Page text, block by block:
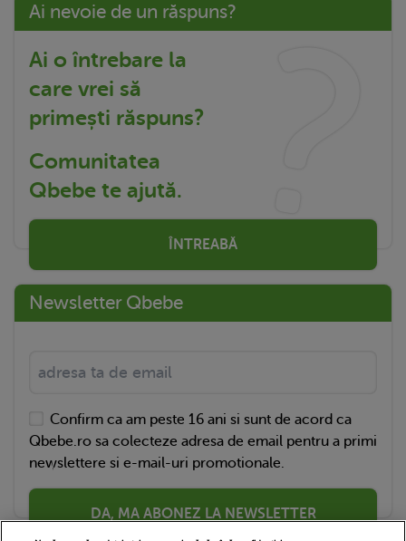
Ai nevoie de un răspuns?
Ai o întrebare la
care vrei să
primești răspuns?
Comunitatea
Qbebe te ajută.
ÎNTREABĂ
Newsletter Qbebe
Confirm ca am peste 16 ani si sunt de acord ca
Qbebe.ro sa colecteze adresa de email pentru a primi
newslettere si e-mail-uri promotionale.
DA, MA ABONEZ LA NEWSLETTER